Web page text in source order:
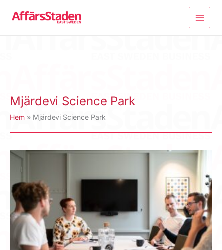
Mjärdevi Science Park
Hem Mjärdevi Science Park